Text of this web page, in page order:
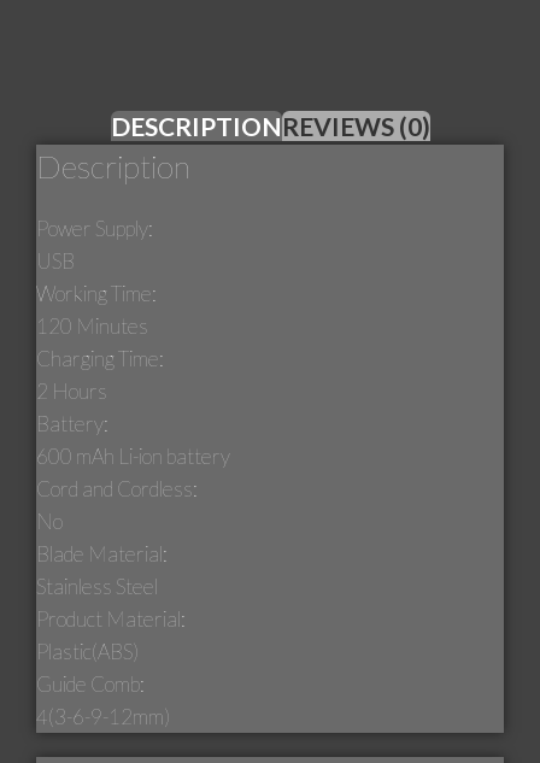
DESCRIPTIONREVIEWS (0)
Description
Power Supply:
USB
Working Time:
120 Minutes
Charging Time:
2 Hours
Battery:
600 mAh Li-ion battery
Cord and Cordless:
No
Blade Material:
Stainless Steel
Product Material:
Plastic(ABS)
Guide Comb:
4(3-6-9-12mm)